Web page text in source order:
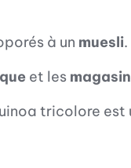
à un muesli.
et les
tricolore